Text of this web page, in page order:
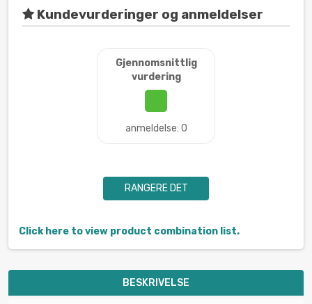
Kundevurderinger og anmeldelser
Gjennomsnittlig
vurdering
anmeldelse: 0
RANGERE DET
Click here to view product combination list.
BESKRIVELSE